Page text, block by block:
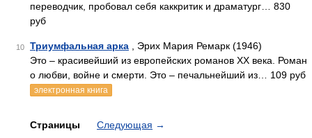
переводчик, пробовал себя каккритик и драматург… 830
руб
10 Триумфальная арка , Эрих Мария Ремарк (1946)
Это – красивейший из европейских романов ХХ века. Роман
о любви, войне и смерти. Это – печальнейший из… 109 руб
электронная книга
Страницы Следующая →